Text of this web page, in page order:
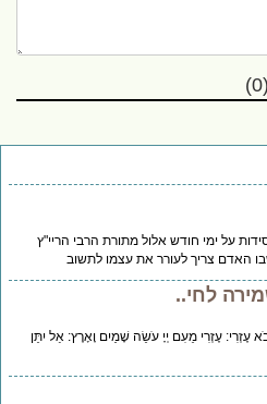
על ימי חודש אלול מתורת הרבי הריי"ץ
צריך לעורר את עצמו לתשוב
לחי..
עֶזְרִי מֵעִם יְיָ עֹשֵׂה שָׁמַיִם וָאָרֶץ: אַל יִתֵּן